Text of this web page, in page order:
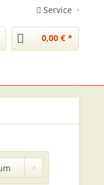
Service
0,00 € *